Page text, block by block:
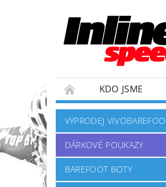
KDO JSME
ZÁVODNÍ TÝM
VÝPRODEJ
DÁRKOVÉ POUKAZY
BAREFOOT BOTY